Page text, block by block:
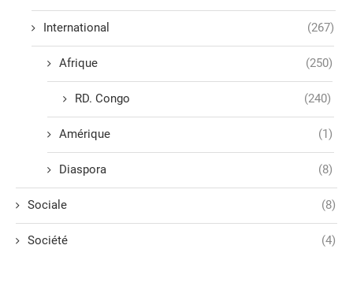
International (267)
Afrique (250)
RD. Congo (240)
Amérique (1)
Diaspora (8)
Sociale (8)
Société (4)